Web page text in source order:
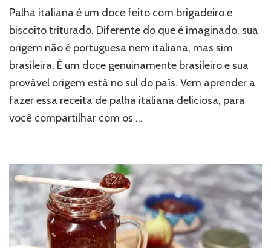
Palha italiana é um doce feito com brigadeiro e
biscoito triturado. Diferente do que é imaginado, sua
origem não é portuguesa nem italiana, mas sim
brasileira. É um doce genuinamente brasileiro e sua
provável origem está no sul do país. Vem aprender a
fazer essa receita de palha italiana deliciosa, para
você compartilhar com os …